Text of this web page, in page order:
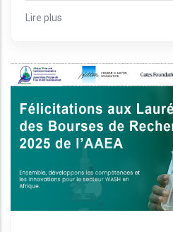
Lire plus